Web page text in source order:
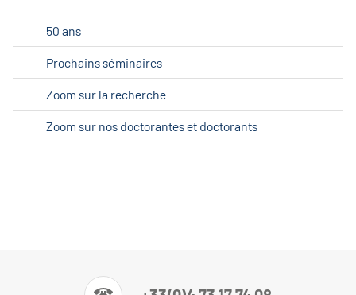
50 ans
Prochains séminaires
Zoom sur la recherche
Zoom sur nos doctorantes et doctorants